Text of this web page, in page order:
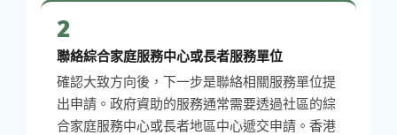
2
聯絡綜合家庭服務中心或長者服務單位
確認大致方向後，下一步是聯絡相關服務單位提
出申請。政府資助的服務通常需要透過社區的綜
合家庭服務中心或長者地區中心遞交申請。香港